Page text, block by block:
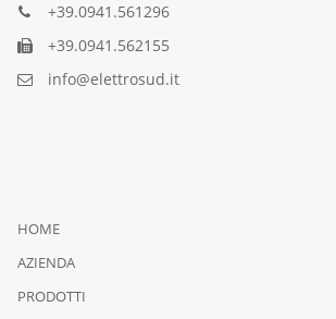
+39.0941.561296
+39.0941.562155
info@elettrosud.it
HOME
AZIENDA
PRODOTTI